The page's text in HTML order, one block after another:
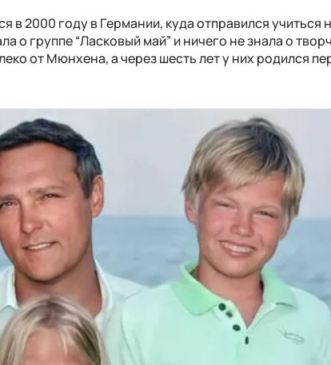
2000 году в Германии, куда отправился учиться
о группе “Ласковый май” и ничего не знала о
от Мюнхена, а через шесть лет у них родился